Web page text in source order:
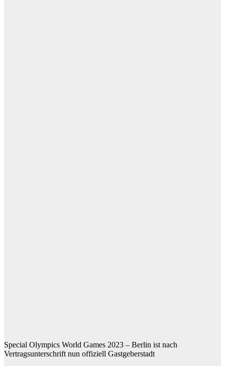
Special Olympics World Games 2023 – Berlin ist nach
Vertragsunterschrift nun offiziell Gastgeberstadt